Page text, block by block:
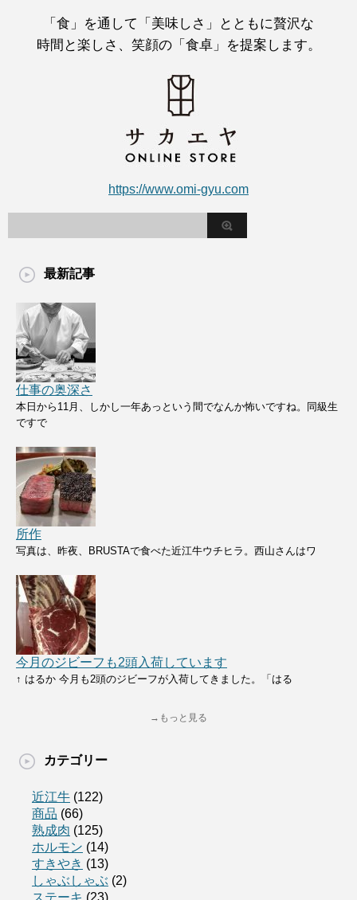
「食」を通して「美味しさ」とともに贅沢な
時間と楽しさ、笑顔の「食卓」を提案します。
https://www.omi-gyu.com
最新記事
仕事の奥深さ
本日から11月、しかし一年あっという間でなんか怖いですね。同級生
ですで
所作
写真は、昨夜、BRUSTAで食べた近江牛ウチヒラ。西山さんはワ
今月のジビーフも2頭入荷しています
↑ はるか 今月も2頭のジビーフが入荷してきました。「はる
→もっと見る
カテゴリー
近江牛 (122)
商品 (66)
熟成肉 (125)
ホルモン (14)
すきやき (13)
しゃぶしゃぶ (2)